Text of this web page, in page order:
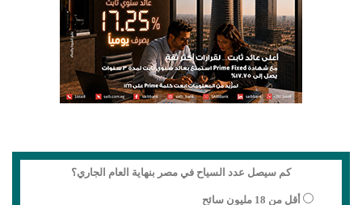
كم سيصل عدد السياح في مصر بنهاية العام الجاري؟
أقل من 18 مليون سائح